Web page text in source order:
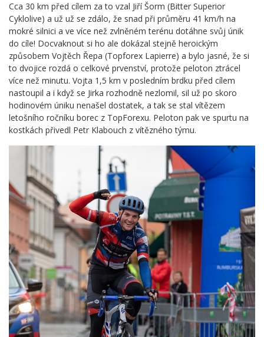
Cca 30 km před cílem za to vzal Jiří Šorm (Bitter Superior
Cyklolive) a už už se zdálo, že snad při průměru 41 km/h na
mokré silnici a ve více než zvlněném terénu dotáhne svůj únik
do cíle! Docvaknout si ho ale dokázal stejně heroickým
způsobem Vojtěch Řepa (Topforex Lapierre) a bylo jasné, že si
to dvojice rozdá o celkové prvenství, protože peloton ztrácel
více než minutu. Vojta 1,5 km v posledním brdku před cílem
nastoupil a i když se Jirka rozhodně nezlomil, sil už po skoro
hodinovém úniku nenašel dostatek, a tak se stal vítězem
letošního ročníku borec z TopForexu. Peloton pak ve spurtu na
kostkách přivedl Petr Klabouch z vítězného týmu.